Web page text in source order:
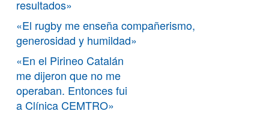
resultados»
«El rugby me enseña compañerismo,
generosidad y humildad»
«En el Pirineo Catalán
me dijeron que no me
operaban. Entonces fui
a Clínica CEMTRO»